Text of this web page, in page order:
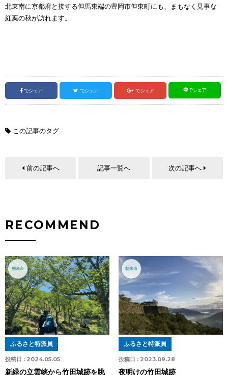
北東南に京都府と接する但馬東端の豊岡市但東町にも、まもなく見事な
紅葉の秋が訪れます。
でシェア でシェア でシェア でシェア
この記事のタグ
前の記事へ 記事一覧へ 次の記事へ
RECOMMEND
朝来市
投稿日 : 2024.05.05
ふるさと特派員
新緑の立雲峡から竹田城跡を眺
朝来市
投稿日 : 2023.09.28
ふるさと特派員
夜明けの竹田城跡